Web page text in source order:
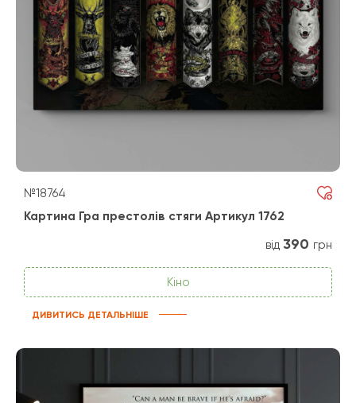
№18764
Картина Гра престолів стяги Артикул 1762
від 390 грн
Кіно
ДИВИТИСЬ ДЕТАЛЬНІШЕ